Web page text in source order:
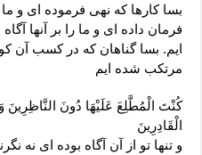
بسا كارها كه نهى فرموده ‏اى و
فرمان داده ‏اى و ما را بر آنها
‏ايم. بسا گناهان كه در كسب آن
مرتكب شده ‏ايم‏
كُنْتَ الْمُطَّلِعَ عَلَيْهَا دُونَ النَّاظِرِينَ
الْقَادِرِينَ‏
و تنها تو از آن آگاه بوده ‏اى نه